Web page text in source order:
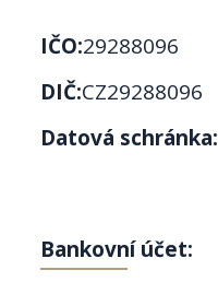
IČO:29288096
DIČ:CZ29288096
Datová schránka:
Bankovní účet: